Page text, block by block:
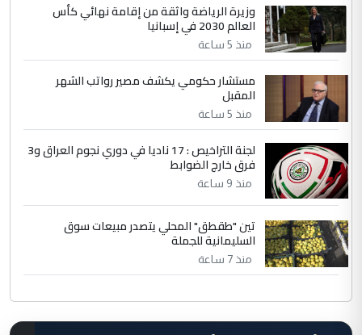
وزيرة الرياضة واثقة من إقامة نهائي كأس
العالم 2030 في إسبانيا
منذ 5 ساعة
مستشار حكومي يكشف مصير رواتب الشهر
المقبل
منذ 5 ساعة
لجنة التراخيص : 17 ناديا في دوري نجوم العراق و3
فرق خارج الضوابط
منذ 9 ساعة
تين "طقطق" المحلي يتصدر مبيعات سوق
السليمانية للجملة
منذ 7 ساعة